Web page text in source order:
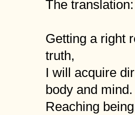
The translation:
Getting a right
truth,
I will acquire
body and mind.
Reaching